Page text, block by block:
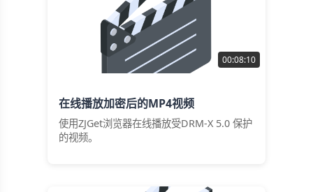
00:08:10
在线播放加密后的MP4视频
使用ZJGet浏览器在线播放受DRM-X 5.0 保护
的视频。